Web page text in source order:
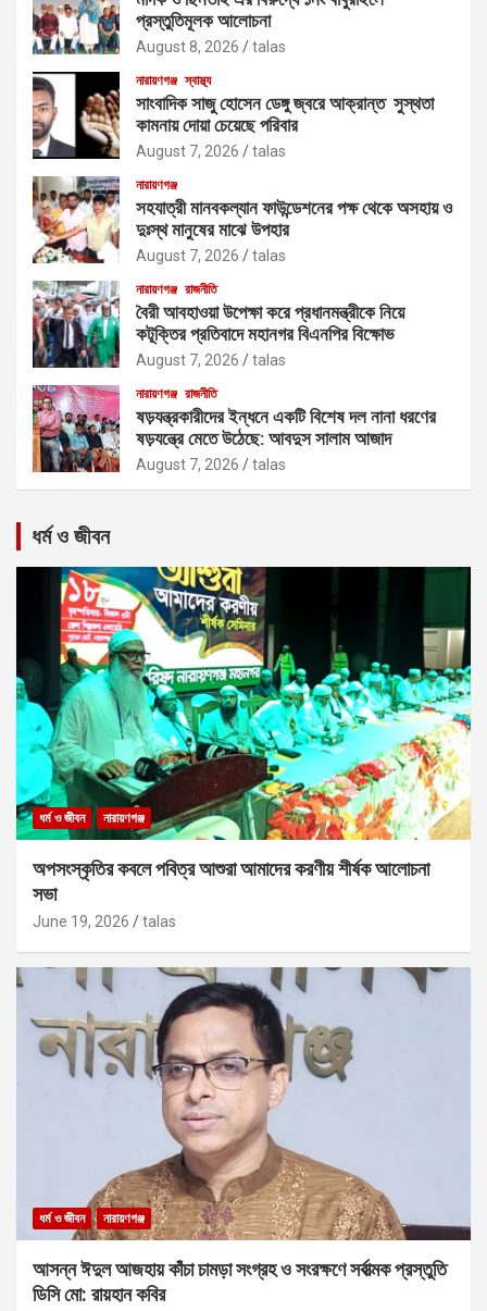
প্রস্তুতিমূলক আলোচনা
August 8, 2026 talas
নারায়ণগঞ্জ স্বাস্থ্য
সাংবাদিক সাজু হোসেন ডেঙ্গু জ্বরে আক্রান্ত সুস্থতা
কামনায় দোয়া চেয়েছে পরিবার
August 7, 2026 talas
নারায়ণগঞ্জ
সহযাত্রী মানবকল্যান ফাউন্ডেশনের পক্ষ থেকে অসহায় ও
দুঃস্থ মানুষের মাঝে উপহার
August 7, 2026 talas
নারায়ণগঞ্জ রাজনীতি
বৈরী আবহাওয়া উপেক্ষা করে প্রধানমন্ত্রীকে নিয়ে
কটূক্তির প্রতিবাদে মহানগর বিএনপির বিক্ষোভ
August 7, 2026 talas
নারায়ণগঞ্জ রাজনীতি
ষড়যন্ত্রকারীদের ইন্ধনে একটি বিশেষ দল নানা ধরণের
ষড়যন্ত্রে মেতে উঠেছে: আবদুস সালাম আজাদ
August 7, 2026 talas
ধর্ম ও জীবন
ধর্ম ও জীবন নারায়ণগঞ্জ
অপসংস্কৃতির কবলে পবিত্র আশুরা আমাদের করণীয় শীর্ষক আলোচনা
সভা
June 19, 2026 talas
ধর্ম ও জীবন নারায়ণগঞ্জ
আসন্ন ঈদুল আজহায় কাঁচা চামড়া সংগ্রহ ও সংরক্ষণে সর্বাত্মক প্রস্তুতি
ডিসি মো: রায়হান কবির